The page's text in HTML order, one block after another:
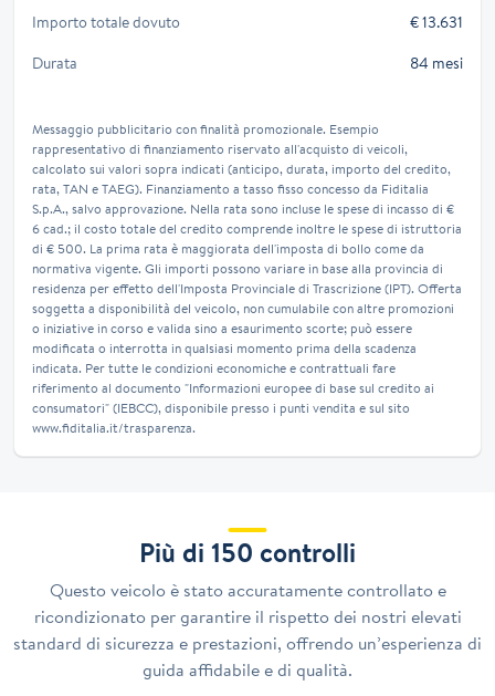
Importo totale dovuto
€ 13.631
Durata
84 mesi
Messaggio pubblicitario con finalità promozionale. Esempio
rappresentativo di finanziamento riservato all'acquisto di veicoli,
calcolato sui valori sopra indicati (anticipo, durata, importo del credito,
rata, TAN e TAEG). Finanziamento a tasso fisso concesso da Fiditalia
S.p.A., salvo approvazione. Nella rata sono incluse le spese di incasso di €
6 cad.; il costo totale del credito comprende inoltre le spese di istruttoria
di € 500. La prima rata è maggiorata dell'imposta di bollo come da
normativa vigente. Gli importi possono variare in base alla provincia di
residenza per effetto dell'Imposta Provinciale di Trascrizione (IPT). Offerta
soggetta a disponibilità del veicolo, non cumulabile con altre promozioni
o iniziative in corso e valida sino a esaurimento scorte; può essere
modificata o interrotta in qualsiasi momento prima della scadenza
indicata. Per tutte le condizioni economiche e contrattuali fare
riferimento al documento "Informazioni europee di base sul credito ai
consumatori" (IEBCC), disponibile presso i punti vendita e sul sito
www.fiditalia.it/trasparenza.
Più di 150 controlli
Questo veicolo è stato accuratamente controllato e
ricondizionato per garantire il rispetto dei nostri elevati
standard di sicurezza e prestazioni, offrendo un’esperienza di
guida affidabile e di qualità.